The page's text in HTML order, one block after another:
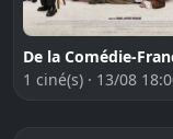
De la Comédie-
1 ciné(s) · 13/08